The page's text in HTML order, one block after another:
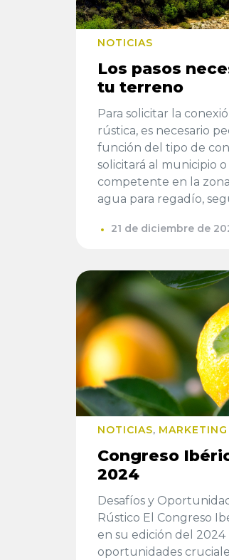
NOTICIAS
Los pasos
tu terreno
Para solicitar la
rústica, es necesario
función del tipo de
solicitará al municipio
competente en la
agua para regadío,
21 de diciembre de
NOTICIAS,
Congreso
2024
Desafíos y
Rústico El Congreso
en su edición del
oportunidades